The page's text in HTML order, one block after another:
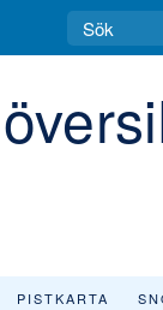
PISTKARTA